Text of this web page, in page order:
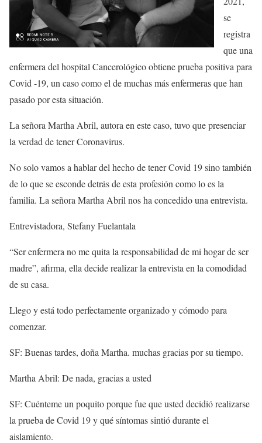
se
registra
que una
enfermera del hospital Cancerológico obtiene prueba positiva para
Covid -19, un caso como el de muchas más enfermeras que han
pasado por esta situación.
La señora Martha Abril, autora en este caso, tuvo que presenciar
la verdad de tener Coronavirus.
No solo vamos a hablar del hecho de tener Covid 19 sino también
de lo que se esconde detrás de esta profesión como lo es la
familia. La señora Martha Abril nos ha concedido una entrevista.
Entrevistadora, Stefany Fuelantala
“Ser enfermera no me quita la responsabilidad de mi hogar de ser
madre”, afirma, ella decide realizar la entrevista en la comodidad
de su casa.
Llego y está todo perfectamente organizado y cómodo para
comenzar.
SF: Buenas tardes, doña Martha. muchas gracias por su tiempo.
Martha Abril: De nada, gracias a usted
SF: Cuénteme un poquito porque fue que usted decidió realizarse
la prueba de Covid 19 y qué síntomas sintió durante el
aislamiento.